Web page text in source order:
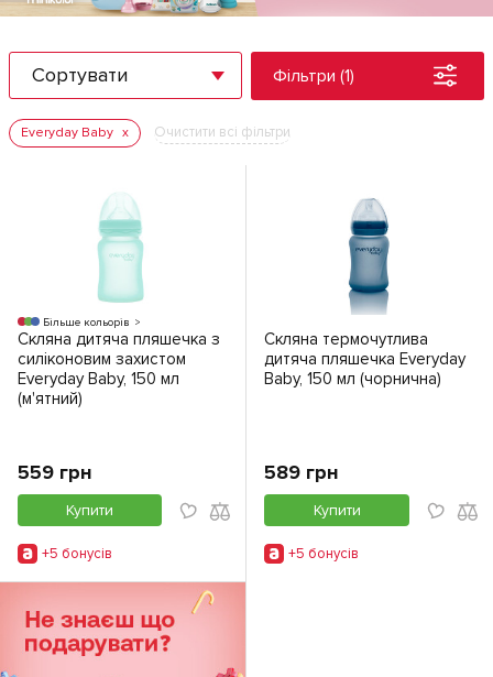
Сортувати Фільтри (1)
Everyday Baby Очистити всі фільтри
Більше кольорів
Скляна дитяча пляшечка з
силіконовим захистом
Everyday Baby, 150 мл
(м'ятний)
559 грн
Купити
+5 бонусiв
Скляна термочутлива
дитяча пляшечка Everyday
Baby, 150 мл (чорнична)
589 грн
Купити
+5 бонусiв